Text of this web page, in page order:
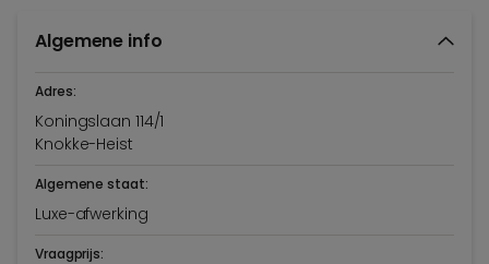
Algemene info
Adres:
Koningslaan 114/1
Knokke-Heist
Algemene staat:
Luxe-afwerking
Vraagprijs: